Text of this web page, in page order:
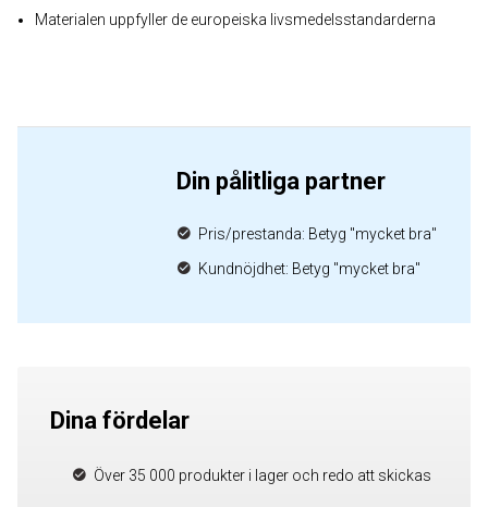
Materialen uppfyller de europeiska livsmedelsstandarderna
Din pålitliga partner
Pris/prestanda: Betyg "mycket bra"
Kundnöjdhet: Betyg "mycket bra"
Dina fördelar
Över 35 000 produkter i lager och redo att skickas